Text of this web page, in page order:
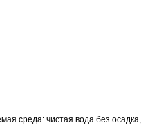
среда: чистая вода без осадка,